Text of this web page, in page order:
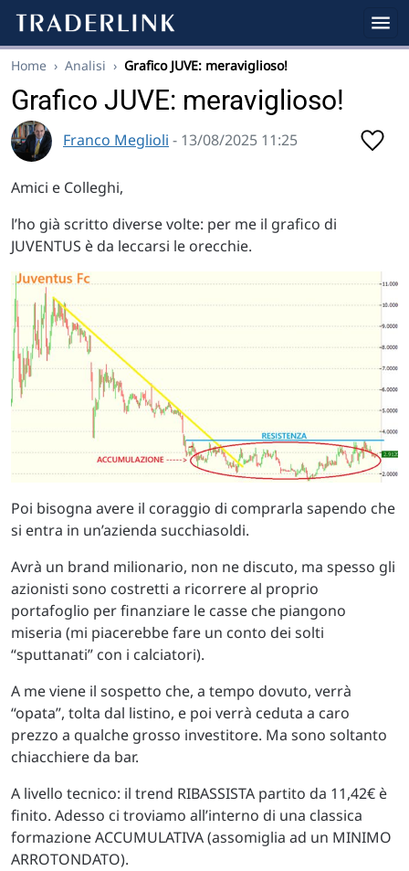
Home › Analisi › Grafico JUVE: meraviglioso!
Grafico JUVE: meraviglioso!
Franco Meglioli - 13/08/2025 11:25
Amici e Colleghi,
l’ho già scritto diverse volte: per me il grafico di
JUVENTUS è da leccarsi le orecchie.
Poi bisogna avere il coraggio di comprarla sapendo che
si entra in un’azienda succhiasoldi.
Avrà un brand milionario, non ne discuto, ma spesso gli
azionisti sono costretti a ricorrere al proprio
portafoglio per finanziare le casse che piangono
miseria (mi piacerebbe fare un conto dei solti
“sputtanati” con i calciatori).
A me viene il sospetto che, a tempo dovuto, verrà
“opata”, tolta dal listino, e poi verrà ceduta a caro
prezzo a qualche grosso investitore. Ma sono soltanto
chiacchiere da bar.
A livello tecnico: il trend RIBASSISTA partito da 11,42€ è
finito. Adesso ci troviamo all’interno di una classica
formazione ACCUMULATIVA (assomiglia ad un MINIMO
ARROTONDATO).